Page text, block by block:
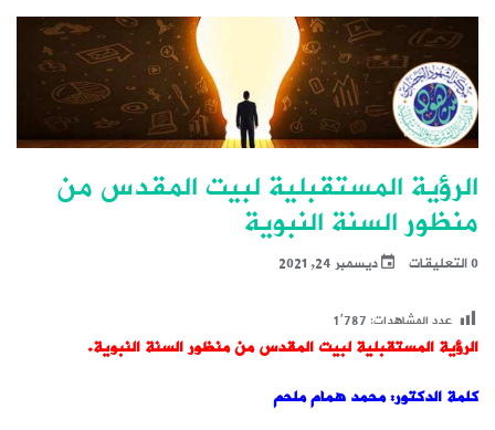
الرؤية المستقبلية لبيت المقدس من
منظور السنة النبوية
0 التعليقات ديسمبر 24, 2021
عدد المشاهدات:1٬787
الرؤية المستقبلية لبيت المقدس من منظور السنة النبوية.
كلمة الدكتور: محمد همام ملحم